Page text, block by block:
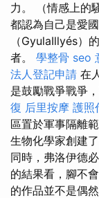
力。 （情感上的
都認為自己是愛
（GyulaIllyés）
者。 學整骨 seo
法人登記申請 在
是鼓勵戰爭戰爭
復 后里按摩 護照
區置於軍事隔離
生物化學家創建
同時，弗洛伊德
的結果看，腳不
的作品並不是偶然